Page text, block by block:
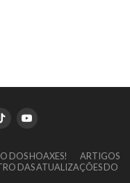
DOS HOAXES!
ARTIGOS
DAS ATUALIZAÇÕES DO